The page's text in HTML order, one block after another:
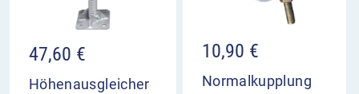
47,60 €
Höhenausgleicher
10,90 €
Normalkupplung